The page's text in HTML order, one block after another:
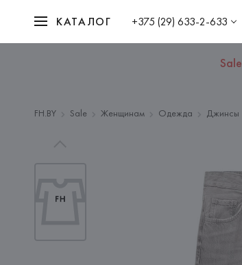
КАТАЛОГ +375 (29) 633-2-633
Sale
FH.BY Sale Женщинам Одежда Джинсы